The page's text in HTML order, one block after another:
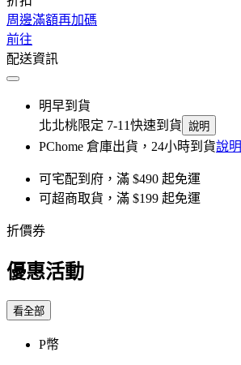
周邊滿額再加碼
前往
配送資訊
明早到貨
北北桃限定 7-11快速到貨 說明
PChome 倉庫出貨，24小時到貨說明
可宅配到府，滿 $490 起免運
可超商取貨，滿 $199 起免運
折價券
優惠活動
看全部
P幣